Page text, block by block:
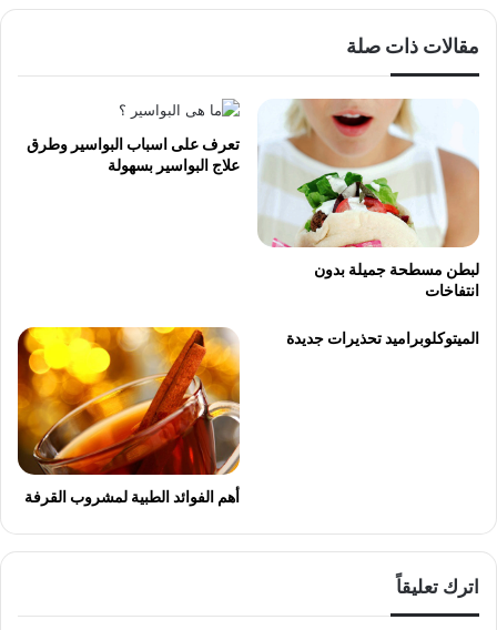
مقالات ذات صلة
لبطن مسطحة جميلة بدون
انتفاخات
تعرف على اسباب البواسير وطرق
علاج البواسير بسهولة
الميتوكلوبراميد تحذيرات جديدة
أهم الفوائد الطبية لمشروب القرفة
اترك تعليقاً